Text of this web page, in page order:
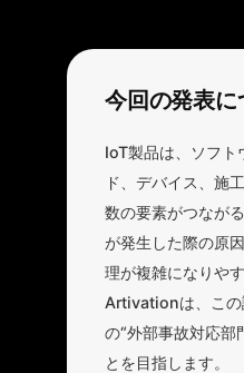
今回の発表に
IoT製品は、ソフト
ド、デバイス、施
数の要素がつなが
が発生した際の原
理が複雑になりや
Artivationは、この
の“外部事故対応部
とを目指します。